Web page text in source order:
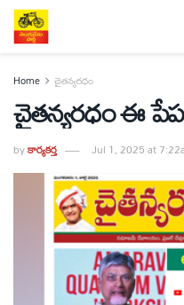
Home చైతన్యరధం
చైతన్యరధం ఈ
byకార్యకర్త Jul 1, 2025 at